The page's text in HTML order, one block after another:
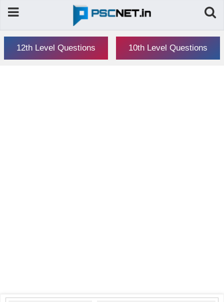
12th Level Questions 10th Level Questions